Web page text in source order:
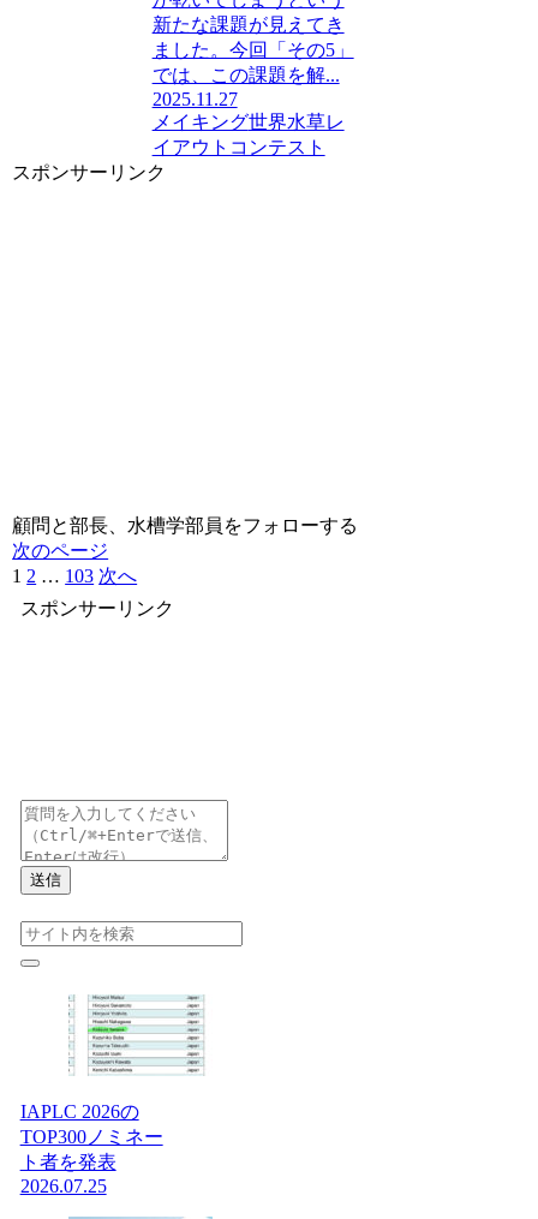
新たな課題が見えてき
ました。今回「その5」
では、この課題を解...
2025.11.27
メイキング世界水草レ
イアウトコンテスト
スポンサーリンク
顧問と部長、水槽学部員をフォローする
次のページ
1 2 … 103 次へ
スポンサーリンク
送信
IAPLC 2026の
TOP300ノミネー
ト者を発表
2026.07.25